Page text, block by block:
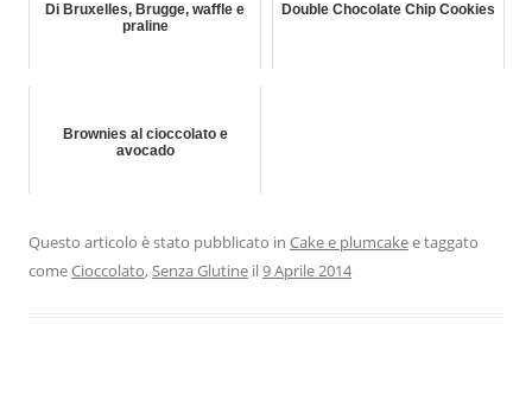
Di Bruxelles, Brugge, waffle e
praline
Double Chocolate Chip Cookies
Brownies al cioccolato e
avocado
Questo articolo è stato pubblicato in Cake e plumcakee taggato
comeCioccolato,Senza Glutine il9 Aprile 2014